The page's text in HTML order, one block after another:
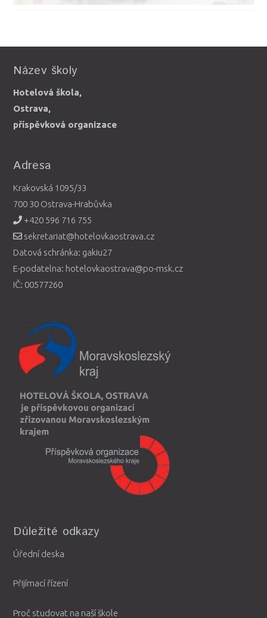
Název školy
Hotelová škola,
Ostrava,
příspěvková organizace
Adresa
Krakovská 1095/33
700 30 Ostrava-Hrabůvka
+420 596 716 755
sekretariat@hotelovkaostrava.cz
Datová schránka: gakiu27
E-podatelna: hotelovkaostrava@po-msk.cz
IČ: 00577260
Důležité odkazy
Úřední deska
Přijímací řízení
Proč studovat na naší škole